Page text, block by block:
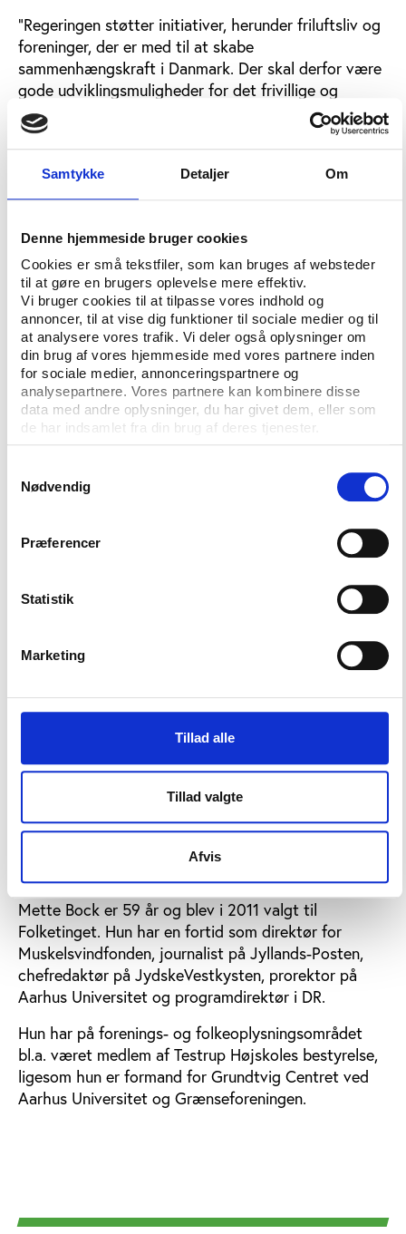
Samtykke Detaljer Om
Denne hjemmeside bruger cookies
Cookies er små tekstfiler, som kan bruges af websteder
til at gøre en brugers oplevelse mere effektiv.
Vi bruger cookies til at tilpasse vores indhold og
annoncer, til at vise dig funktioner til sociale medier og til
at analysere vores trafik. Vi deler også oplysninger om
din brug af vores hjemmeside med vores partnere inden
for sociale medier, annonceringspartnere og
analysepartnere. Vores partnere kan kombinere disse
data med andre oplysninger, du har givet dem, eller som
de har indsamlet fra din brug af deres tjenester.
Nødvendig
Præferencer
Statistik
Marketing
Tillad alle
Tillad valgte
Afvis
”Regeringen støtter initiativer, herunder friluftsliv og
foreninger, der er med til at skabe
sammenhængskraft i Danmark. Der skal derfor være
gode udviklingsmuligheder for det frivillige og
folkelige foreningsarbejde.”
Konkrete forslag
Mere konkret bebuder regeringen, at man vil ændre
lotto- og lotterispil med en målsætning om ”at
styrke det frie foreningsliv”. Det ligger i forlængelse
af bestræbelserne hos den forrige regering, som var
langt i forhandlingerne med Folketingets partier om
en ny finansieringsmodel, der bl.a. skulle kompensere
de store idrætsorganisationer, Dansk Ungdoms
Fællesråd og Danske Handicaporganisationer for et
fald i Danske Spils overskud.
Samtidig deler den nye regering på linje med den
danskerne være medlem af en idrætsforening, og 75
pct. af befolkningen være idrætsaktive i 2025.
særlig indsats for at bekæmpe doping og
tiltrække store internationale sportsbegivenheder til
Endelig skal danske medaljevindere ved OL og
deres Team Danmark-bonus, ligesom regeringen vil
Mette Bock bliver ny kulturminister
Med regeringsomdannelsen får idrætten og
folkeoplysningen samtidig ny minister, da Mette
Bock fra Liberal Alliance afløser Bertel Haarder som
Mette Bock er 59 år og blev i 2011 valgt til
Folketinget. Hun har en fortid som direktør for
Muskelsvindfonden, journalist på Jyllands-Posten,
chefredaktør på JydskeVestkysten, prorektor på
Aarhus Universitet og programdirektør i DR.
Hun har på forenings- og folkeoplysningsområdet
bl.a. været medlem af Testrup Højskoles bestyrelse,
ligesom hun er formand for Grundtvig Centret ved
Aarhus Universitet og Grænseforeningen.